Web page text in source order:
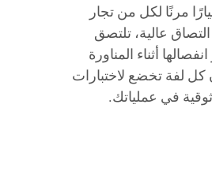
مرنًا لكل من تجار
عالية، تلتصق
أثناء المناورة
كل لفة تخضع لاختبارات
في عملياتك.